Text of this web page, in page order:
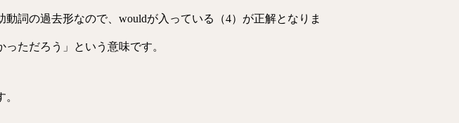
詞の過去形なので、wouldが入っている（4）が正解となりま
ただろう」という意味です。